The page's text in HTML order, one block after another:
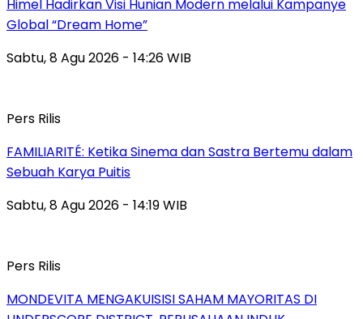
Himel Hadirkan Visi Hunian Modern melalui Kampanye
Global “Dream Home”
Sabtu, 8 Agu 2026 - 14:26 WIB
Pers Rilis
FAMILIARITÉ: Ketika Sinema dan Sastra Bertemu dalam
Sebuah Karya Puitis
Sabtu, 8 Agu 2026 - 14:19 WIB
Pers Rilis
MONDEVITA MENGAKUISISI SAHAM MAYORITAS DI